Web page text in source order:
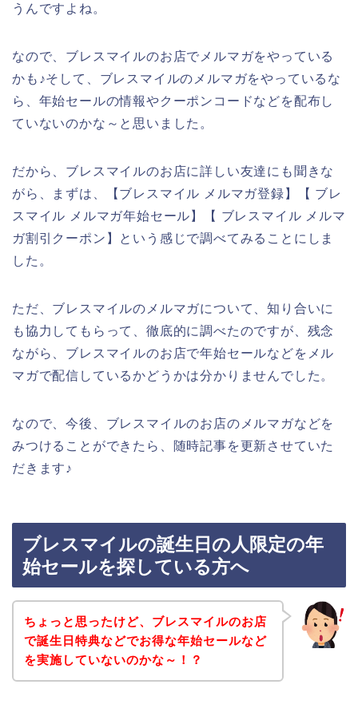
うんですよね。
なので、ブレスマイルのお店でメルマガをやっている
かも♪そして、ブレスマイルのメルマガをやっているな
ら、年始セールの情報やクーポンコードなどを配布し
ていないのかな～と思いました。
だから、ブレスマイルのお店に詳しい友達にも聞きな
がら、まずは、【ブレスマイル メルマガ登録】【 ブレ
スマイル メルマガ年始セール】【 ブレスマイル メルマ
ガ割引クーポン】という感じで調べてみることにしま
した。
ただ、ブレスマイルのメルマガについて、知り合いに
も協力してもらって、徹底的に調べたのですが、残念
ながら、ブレスマイルのお店で年始セールなどをメル
マガで配信しているかどうかは分かりませんでした。
なので、今後、ブレスマイルのお店のメルマガなどを
みつけることができたら、随時記事を更新させていた
だきます♪
ブレスマイルの誕生日の人限定の年
始セールを探している方へ
ちょっと思ったけど、ブレスマイルのお店
で誕生日特典などでお得な年始セールなど
を実施していないのかな～！？